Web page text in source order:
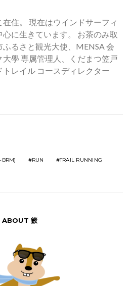
住。 現在はウインドサーフィ
心に生きています。 お茶のみ取
ふるさと観光大使、MENSA 会
大學 専属管理人、くだまつ笠戸
トレイル コースディレクター
BRM) RUN TRAIL RUNNING
ABOUT 籔